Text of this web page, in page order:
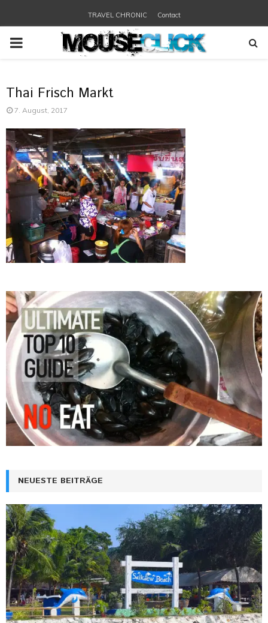
TRAVEL CHRONIC Contact
PRIMARY
Thai Frisch Markt
7. August, 2017
NEUESTE BEITRÄGE